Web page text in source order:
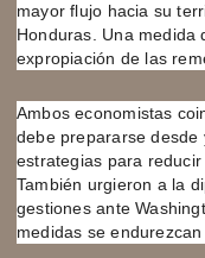
mayor flujo hacia su
Honduras. Una medida
expropiación de las
Ambos economistas
debe prepararse
estrategias para
También urgieron a la
gestiones ante
medidas se